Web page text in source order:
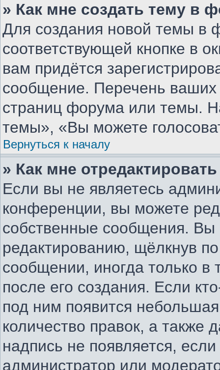
» Как мне создать тему в
Для создания новой темы в
соответствующей кнопке в
вам придётся
сообщение. Перечень ваших
страниц форума или темы.
темы», «Вы можете
Вернуться к началу
» Как мне
Если вы не являетесь
конференции, вы можете
собственные сообщения. Вы
редактированию, щёлкнув
сообщении, иногда только в
после его создания. Если
под ним появится
количество правок, а также
надпись не появляется,
администратор или